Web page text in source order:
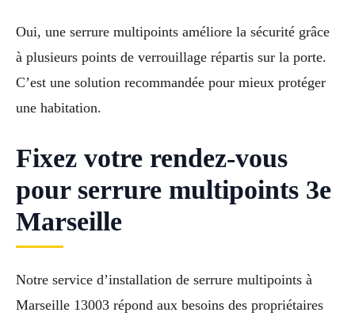
Oui, une serrure multipoints améliore la sécurité grâce
à plusieurs points de verrouillage répartis sur la porte.
C’est une solution recommandée pour mieux protéger
une habitation.
Fixez votre rendez-vous
pour serrure multipoints 3e
Marseille
Notre service d’installation de serrure multipoints à
Marseille 13003 répond aux besoins des propriétaires